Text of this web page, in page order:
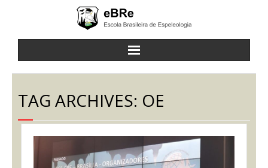
a eBRe
cursos
atividades
TAG ARCHIVES: OE